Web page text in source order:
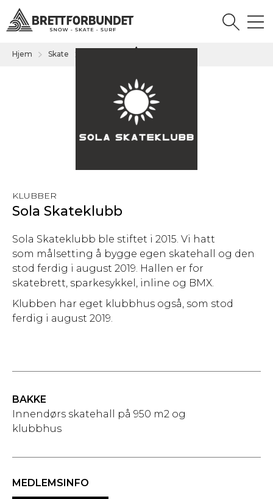
Hjem Skate
KLUBBER
Sola Skateklubb
Sola Skateklubb ble stiftet i 2015. Vi hatt
som målsetting å bygge egen skatehall og den
stod ferdig i august 2019. Hallen er for
skatebrett, sparkesykkel, inline og BMX.
Klubben har eget klubbhus også, som stod
ferdig i august 2019.
BAKKE
Innendørs skatehall på 950 m2 og
klubbhus
MEDLEMSINFO